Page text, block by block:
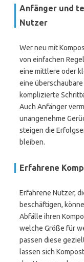
Anfänger und
Nutzer
Wer neu mit
von einfachen
eine mittlere oder
eine
komplizierte
Auch Anfänger
unangenehme
steigen die
bleiben.
Erfahrene
Erfahrene Nutzer,
beschäftigen,
Abfälle ihren
welche Größe für
passen diese
lassen sich